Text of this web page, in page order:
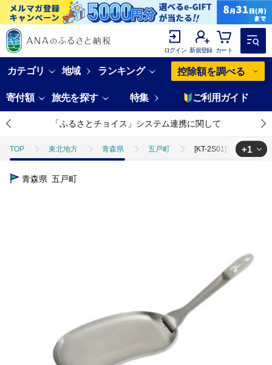
ログイン 新規登録 カート
カテゴリ 地域 ランキング 控除額を調べる
寄付額 旅先を探す 特集 ご利用ガイド
「ふるさとチョイス」システム連携に関して
TOP 東北地方 青森県 五戸町 [KT-2S01]フェニック
TOP
+1
青森県 五戸町